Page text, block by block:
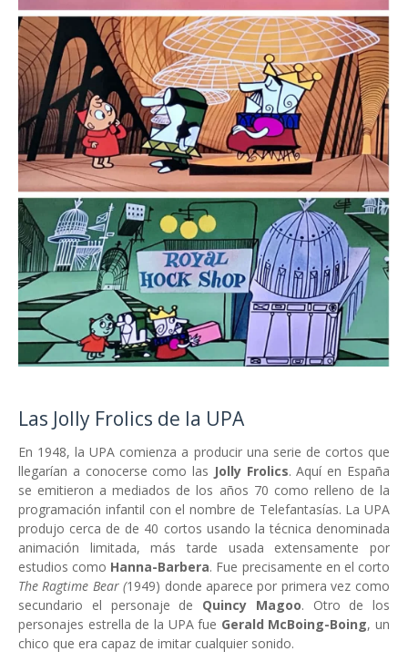
Las Jolly Frolics de la UPA
En 1948, la UPA comienza a producir una serie de cortos que
llegarían a conocerse como las Jolly Frolics. Aquí en España
se emitieron a mediados de los años 70 como relleno de la
programación infantil con el nombre de Telefantasías. La UPA
produjo cerca de de 40 cortos usando la técnica denominada
animación limitada, más tarde usada extensamente por
estudios como Hanna-Barbera. Fue precisamente en el corto
The Ragtime Bear (1949) donde aparece por primera vez como
secundario el personaje de Quincy Magoo. Otro de los
personajes estrella de la UPA fue Gerald McBoing-Boing, un
chico que era capaz de imitar cualquier sonido.